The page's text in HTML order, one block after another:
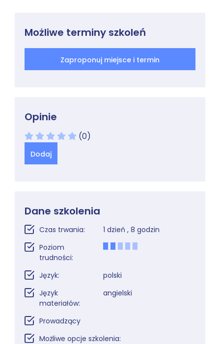
Możliwe terminy szkoleń
Zaproponuj miejsce i termin
Opinie
(0)
Dodaj
Dane szkolenia
Czas trwania:
1 dzień , 8 godzin
Poziom
trudności:
Język:
polski
Język
materiałów:
angielski
Prowadzący
Możliwe opcje szkolenia: